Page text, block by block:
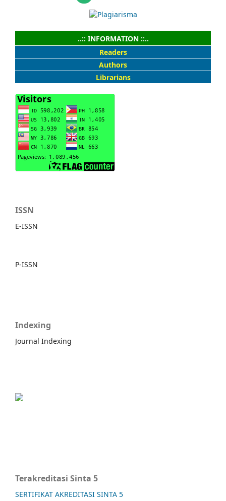
..:: INFORMATION ::..
Readers
Authors
Librarians
ISSN
E-ISSN
P-ISSN
Indexing
Journal Indexing
Terakreditasi Sinta 5
SERTIFIKAT AKREDITASI SINTA 5